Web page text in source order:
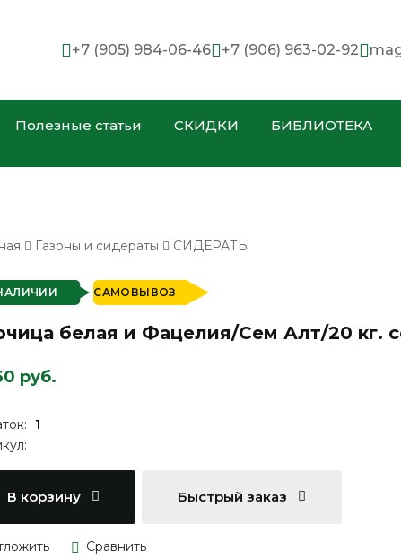
+7 (905) 984-06-46 +7 (906) 963-02-92
Полезные статьи СКИДКИ БИБЛИОТЕКА
Газоны и сидераты СИДЕРАТЫ
САМОВЫВОЗ
белая и Фацелия/Сем Алт/20 кг.
руб.
1
В корзину Быстрый заказ